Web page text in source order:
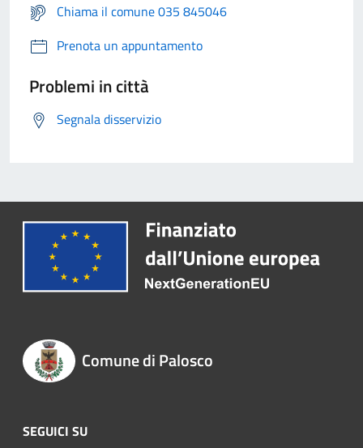
Chiama il comune 035 845046
Prenota un appuntamento
Problemi in città
Segnala disservizio
Comune di Palosco
SEGUICI SU